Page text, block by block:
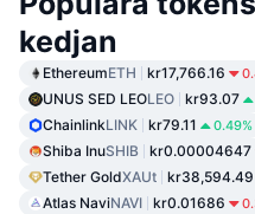
kedjan
EthereumETH kr17,766.16
UNUS SED LEOLEO kr93.07
ChainlinkLINK kr79.11 0.49%
Shiba InuSHIB kr0.00004647
Tether GoldXAUt kr38,594.49
Atlas NaviNAVI kr0.01686